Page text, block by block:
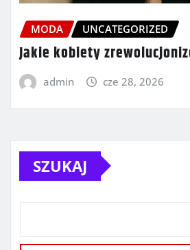
MODA UNCATEGORIZED
Jakie kobiety
admin cze 28, 2026
SZUKAJ